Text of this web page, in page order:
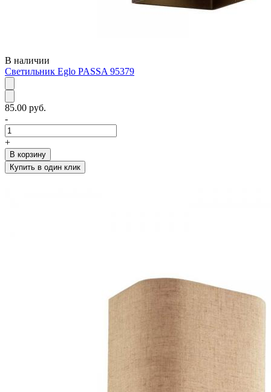
В наличии
Светильник Eglo PASSA 95379
85.00 руб.
-
+
В корзину
Купить в один клик